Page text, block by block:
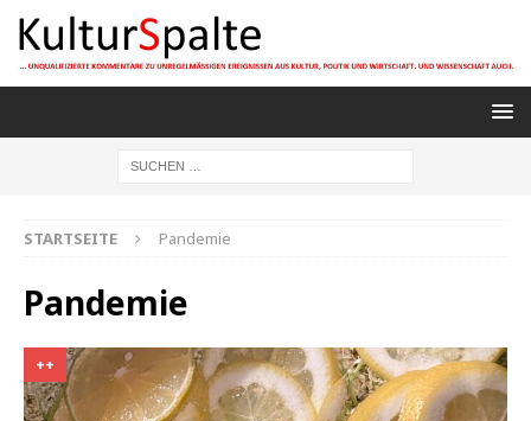
STARTSEITE Pandemie
Pandemie
++